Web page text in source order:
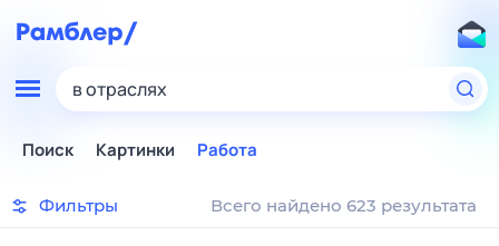
в отраслях
Поиск Картинки Работа
Фильтры Всего найдено 623 результата